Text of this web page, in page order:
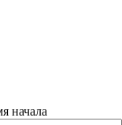
начала